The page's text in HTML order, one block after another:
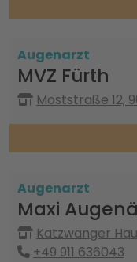
Augenarzt
MVZ Fürth
Moststraße 12,
Augenarzt
Maxi
Katzwanger
+49 911 636043